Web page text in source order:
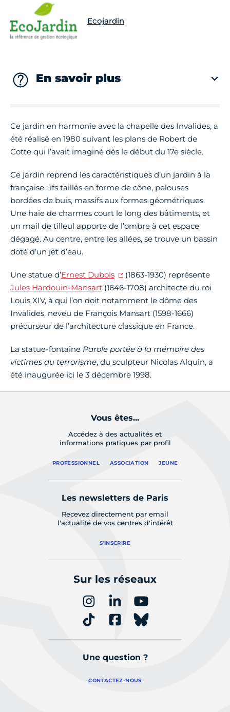
Ecojardin
En savoir plus
Ce jardin en harmonie avec la chapelle des Invalides, a
été réalisé en 1980 suivant les plans de Robert de
Cotte qui l’avait imaginé dès le début du 17e siècle.
Ce jardin reprend les caractéristiques d’un jardin à la
française : ifs taillés en forme de cône, pelouses
bordées de buis, massifs aux formes géométriques.
Une haie de charmes court le long des bâtiments, et
un mail de tilleul apporte de l’ombre à cet espace
dégagé. Au centre, entre les allées, se trouve un bassin
doté d’un jet d’eau.
Une statue d’Ernest Dubois
(1863-1930) représente
Jules Hardouin-Mansart (1646-1708) architecte du roi
Louis XIV, à qui l’on doit notamment le dôme des
Invalides, neveu de François Mansart (1598-1666)
précurseur de l’architecture classique en France.
La statue-fontaine Parole portée à la mémoire des
victimes du terrorisme, du sculpteur Nicolas Alquin, a
été inaugurée ici le 3 décembre 1998.
Vous êtes...
Accédez à des actualités et
informations pratiques par profil
PROFESSIONNEL ASSOCIATION JEUNE
Les newsletters de Paris
Recevez directement par email
l'actualité de vos centres d'intérêt
S'INSCRIRE
Sur les réseaux
Une question ?
CONTACTEZ-NOUS